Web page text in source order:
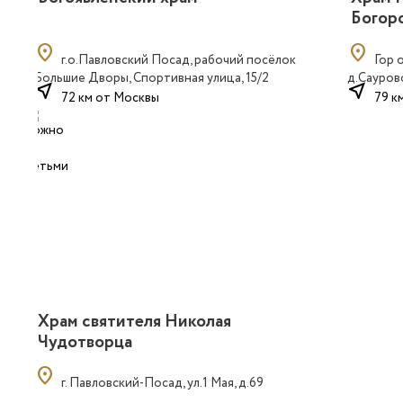
location_on г.о.Павловский Посад, рабочий посёлок
Большие Дворы, Спортивная улица, 15/2
near_me 72 км от Москвы
location_on Гор
near_me 79
Храм святителя Николая
Чудотворца
location_on г. Павловский-Посад, ул.1 Мая, д.69